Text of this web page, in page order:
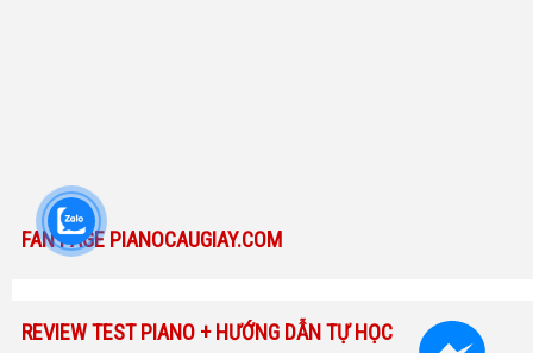
FAN PAGE PIANOCAUGIAY.COM
REVIEW TEST PIANO + HƯỚNG DẪN TỰ HỌC